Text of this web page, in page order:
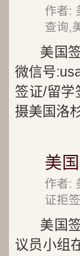
作者:
查询,
美国
微信号
签证/留学
摄美国洛
美
作者:
证拒
美国
议员小组